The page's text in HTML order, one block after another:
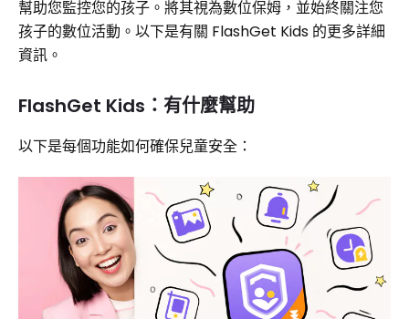
幫助您監控您的孩子。將其視為數位保姆，並始終關注您
孩子的數位活動。以下是有關 FlashGet Kids 的更多詳細
資訊。
FlashGet Kids：有什麼幫助
以下是每個功能如何確保兒童安全：